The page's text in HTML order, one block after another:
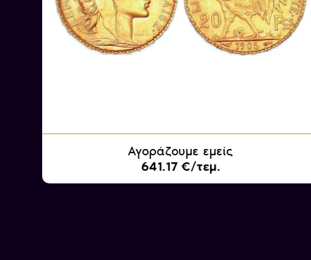
Αγοράζουμε εμείς
641.17 €/τεμ.